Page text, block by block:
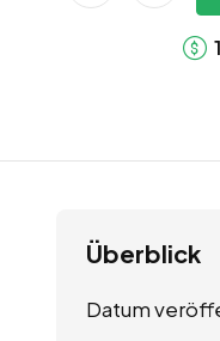
Überblick
Datum